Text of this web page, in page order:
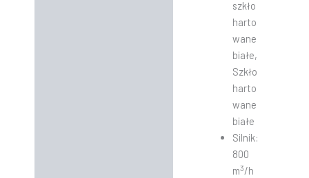
szkło
harto
wane
białe,
Szkło
harto
wane
białe
Silnik:
800
m3/h